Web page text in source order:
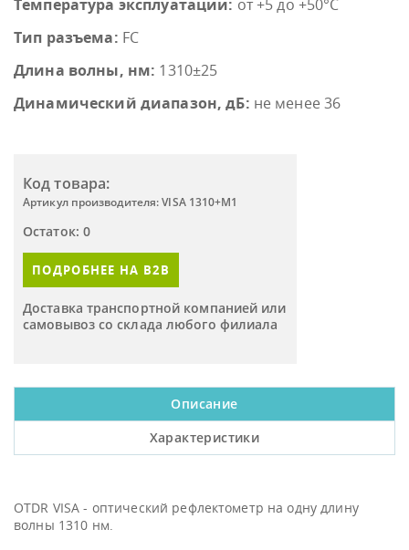
Температура эксплуатации: от +5 до +50°С
Тип разъема: FC
Длина волны, нм: 1310±25
Динамический диапазон, дБ: не менее 36
Код товара:
Артикул производителя: VISA 1310+М1
Остаток: 0
ПОДРОБНЕЕ НА B2B
Доставка транспортной компанией или
самовывоз со склада любого филиала
Описание
Характеристики
OTDR VISA - оптический рефлектометр на одну длину
волны 1310 нм.